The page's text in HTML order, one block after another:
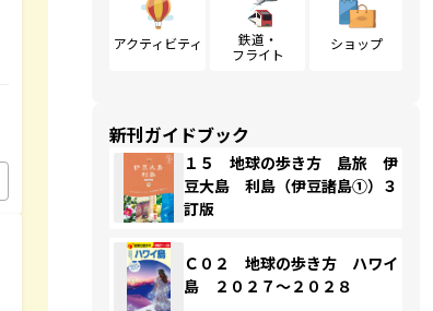
アクティビティ
鉄道・
フライト
ショップ
新刊ガイドブック
１５ 地球の歩き方 島旅 伊
豆大島 利島（伊豆諸島①）３
訂版
Ｃ０２ 地球の歩き方 ハワイ
島 ２０２７～２０２８